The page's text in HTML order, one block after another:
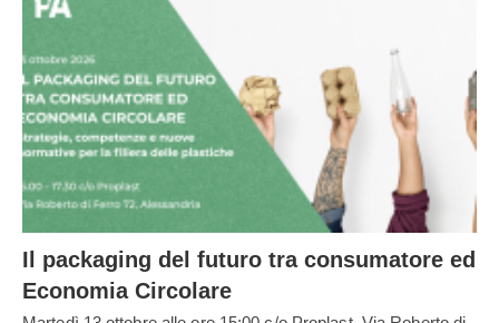
Il packaging del futuro tra consumatore ed
Economia Circolare